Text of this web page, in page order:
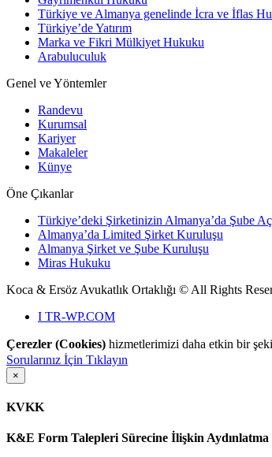
Türkiye ve Almanya genelinde İcra ve İflas
Türkiye’de Yatırım
Marka ve Fikri Mülkiyet Hukuku
Arabuluculuk
Genel ve Yöntemler
Randevu
Kurumsal
Kariyer
Makaleler
Künye
Öne Çıkanlar
Türkiye’deki Şirketinizin Almanya’da Şube
Almanya’da Limited Şirket Kuruluşu
Almanya Şirket ve Şube Kuruluşu
Miras Hukuku
Koca & Ersöz Avukatlık Ortaklığı © All Rights
I TR-WP.COM
Çerezler (Cookies) hizmetlerimizi daha etkin bir
Sorularınız İçin Tıklayın
×
KVKK
K&E Form Talepleri Sürecine İlişkin